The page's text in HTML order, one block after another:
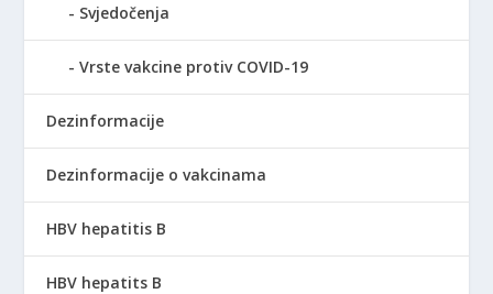
Svjedočenja
Vrste vakcine protiv COVID-19
Dezinformacije
Dezinformacije o vakcinama
HBV hepatitis B
HBV hepatits B